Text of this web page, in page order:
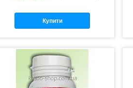
Купити